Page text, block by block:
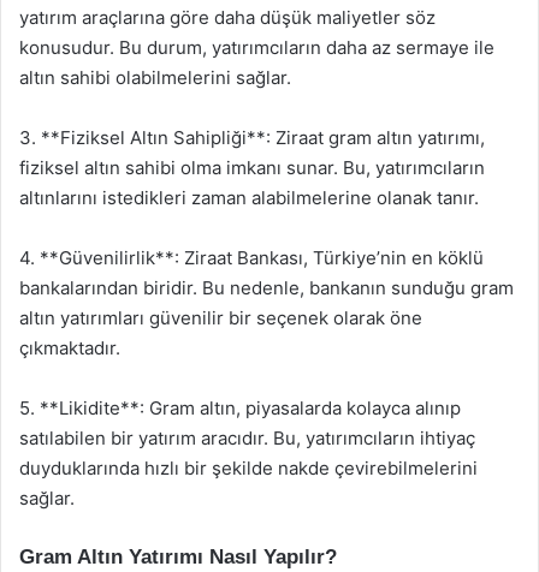
yatırım araçlarına göre daha düşük maliyetler söz
konusudur. Bu durum, yatırımcıların daha az sermaye ile
altın sahibi olabilmelerini sağlar.
3. **Fiziksel Altın Sahipliği**: Ziraat gram altın yatırımı,
fiziksel altın sahibi olma imkanı sunar. Bu, yatırımcıların
altınlarını istedikleri zaman alabilmelerine olanak tanır.
4. **Güvenilirlik**: Ziraat Bankası, Türkiye’nin en köklü
bankalarından biridir. Bu nedenle, bankanın sunduğu gram
altın yatırımları güvenilir bir seçenek olarak öne
çıkmaktadır.
5. **Likidite**: Gram altın, piyasalarda kolayca alınıp
satılabilen bir yatırım aracıdır. Bu, yatırımcıların ihtiyaç
duyduklarında hızlı bir şekilde nakde çevirebilmelerini
sağlar.
Gram Altın Yatırımı Nasıl Yapılır?